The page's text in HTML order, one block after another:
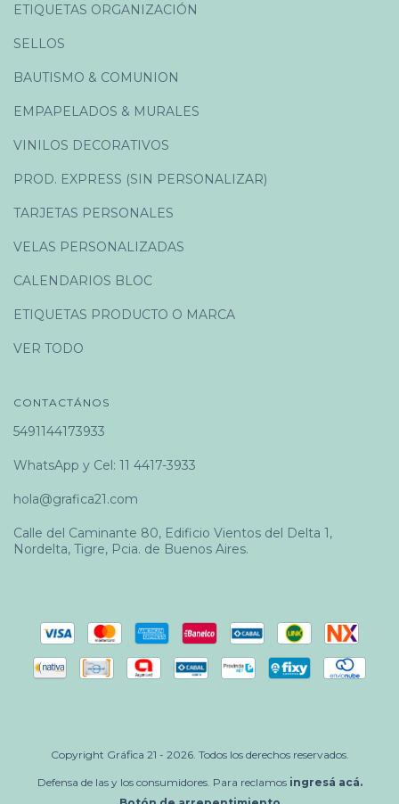
ETIQUETAS ORGANIZACIÓN
SELLOS
BAUTISMO & COMUNION
EMPAPELADOS & MURALES
VINILOS DECORATIVOS
PROD. EXPRESS (SIN PERSONALIZAR)
TARJETAS PERSONALES
VELAS PERSONALIZADAS
CALENDARIOS BLOC
ETIQUETAS PRODUCTO O MARCA
VER TODO
CONTACTÁNOS
5491144173933
WhatsApp y Cel: 11 4417-3933
hola@grafica21.com
Calle del Caminante 80, Edificio Vientos del Delta 1,
Nordelta, Tigre, Pcia. de Buenos Aires.
Copyright Gráfica 21 - 2026. Todos los derechos reservados.
Defensa de las y los consumidores. Para reclamos ingresá acá.